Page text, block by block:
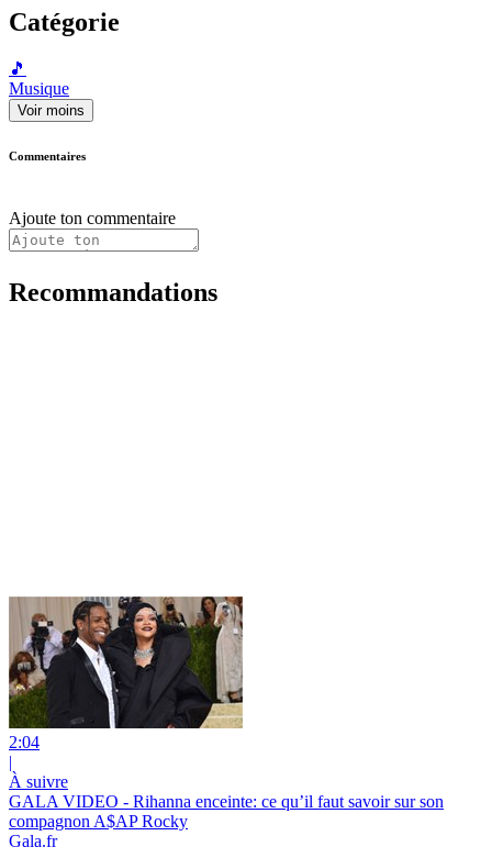
Catégorie
🎵
Musique
Voir moins
Commentaires
Ajoute ton commentaire
Recommandations
2:04
|
À suivre
GALA VIDEO - Rihanna enceinte: ce qu’il faut savoir sur son
compagnon A$AP Rocky
Gala.fr